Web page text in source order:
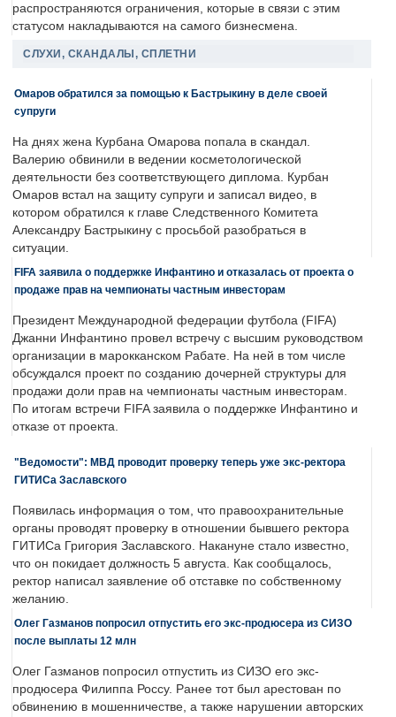
распространяются ограничения, которые в связи с этим
статусом накладываются на самого бизнесмена.
СЛУХИ, СКАНДАЛЫ, СПЛЕТНИ
Омаров обратился за помощью к Бастрыкину в деле своей
супруги
На днях жена Курбана Омарова попала в скандал.
Валерию обвинили в ведении косметологической
деятельности без соответствующего диплома. Курбан
Омаров встал на защиту супруги и записал видео, в
котором обратился к главе Следственного Комитета
Александру Бастрыкину с просьбой разобраться в
ситуации.
FIFA заявила о поддержке Инфантино и отказалась от проекта о
продаже прав на чемпионаты частным инвесторам
Президент Международной федерации футбола (FIFA)
Джанни Инфантино провел встречу с высшим руководством
организации в марокканском Рабате. На ней в том числе
обсуждался проект по созданию дочерней структуры для
продажи доли прав на чемпионаты частным инвесторам.
По итогам встречи FIFA заявила о поддержке Инфантино и
отказе от проекта.
"Ведомости": МВД проводит проверку теперь уже экс-ректора
ГИТИСа Заславского
Появилась информация о том, что правоохранительные
органы проводят проверку в отношении бывшего ректора
ГИТИСа Григория Заславского. Накануне стало известно,
что он покидает должность 5 августа. Как сообщалось,
ректор написал заявление об отставке по собственному
желанию.
Олег Газманов попросил отпустить его экс-продюсера из СИЗО
после выплаты 12 млн
Олег Газманов попросил отпустить из СИЗО его экс-
продюсера Филиппа Россу. Ранее тот был арестован по
обвинению в мошенничестве, а также нарушении авторских